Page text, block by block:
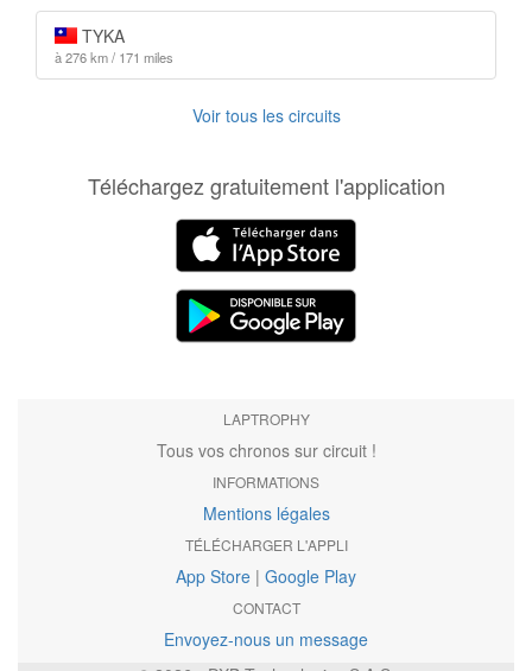
TYKA
à 276 km / 171 miles
Voir tous les circuits
Téléchargez gratuitement l'application
LAPTROPHY
Tous vos chronos sur circuit !
INFORMATIONS
Mentions légales
TÉLÉCHARGER L'APPLI
App Store | Google Play
CONTACT
Envoyez-nous un message